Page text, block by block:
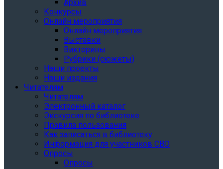
Архив
Конкурсы
Онлайн мероприятия
Онлайн мероприятия
Выставки
Викторины
Рубрики (сюжеты)
Наши проекты
Наши издания
Читателям
Читателям
Электронный каталог
Экскурсия по библиотеке
Правила пользования
Как записаться в библиотеку
Информация для участников СВО
Опросы
Опросы